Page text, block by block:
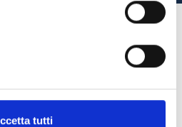
tutti